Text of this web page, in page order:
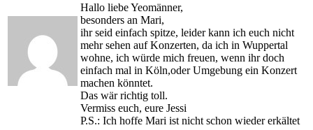
Hallo liebe Yeomänner,
besonders an Mari,
ihr seid einfach spitze, leider kann ich euch nicht
mehr sehen auf Konzerten, da ich in Wuppertal
wohne, ich würde mich freuen, wenn ihr doch
einfach mal in Köln,oder Umgebung ein Konzert
machen könntet.
Das wär richtig toll.
Vermiss euch, eure Jessi
P.S.: Ich hoffe Mari ist nicht schon wieder erkältet